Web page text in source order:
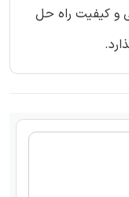
و کیفیت راه حل